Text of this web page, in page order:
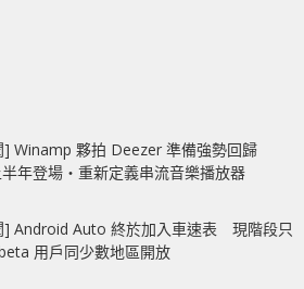
] Winamp 夥拍 Deezer 準備強勢回歸
年登場‧重新定義串流音樂播放器
] Android Auto 終於加入車速表 現階段只
用戶同少數地區開放